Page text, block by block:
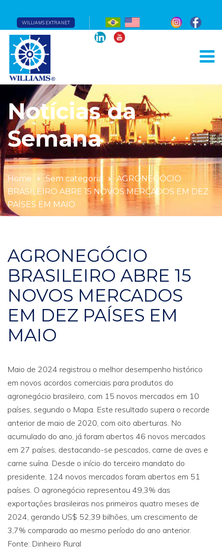
WILLIAMS EXTRANET
Notícias da
Semana
Home Sem categoria
AGRONEGÓCIO
BRASILEIRO ABRE 15 NOVOS MERCADOS EM DEZ
PAÍSES EM MAIO
AGRONEGÓCIO
BRASILEIRO ABRE 15
NOVOS MERCADOS
EM DEZ PAÍSES EM
MAIO
Maio de 2024 registrou o melhor desempenho histórico
em novos acordos comerciais para produtos do
agronegócio brasileiro, com 15 novos mercados em 10
países, segundo o Mapa. Este resultado supera o recorde
anterior de maio de 2020, com oito aberturas. No
acumulado do ano, já foram abertos 46 novos mercados
em 27 países, destacando-se pescados, carne de aves e
carne suína. Desde o início do terceiro mandato do
presidente, 124 novos mercados foram abertos em 51
países. O agronegócio representou 49,3% das
exportações brasileiras nos primeiros quatro meses de
2024, gerando US$ 52,39 bilhões, um crescimento de
3,7% comparado ao mesmo período do ano anterior.
Fonte: Dinheiro Rural